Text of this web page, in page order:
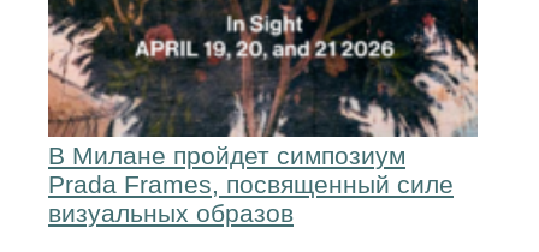
В Милане пройдет симпозиум
Prada Frames, посвященный силе
визуальных образов